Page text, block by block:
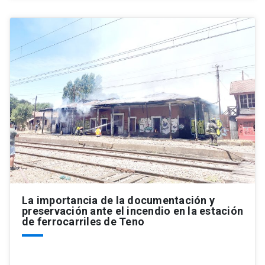
La importancia de la documentación y
preservación ante el incendio en la estación
de ferrocarriles de Teno